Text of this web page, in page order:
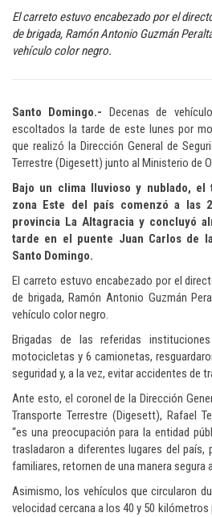
El carreto estuvo encabezado por el
de brigada, Ramón Antonio Guzmán
vehículo color negro.
Santo Domingo.- Decenas de
escoltados la tarde de este lunes por
que realizó la Dirección General de
Terrestre (Digesett) junto al Ministerio de
Bajo un clima lluvioso y nublado,
zona Este del país comenzó a las
provincia La Altagracia y concluyó
tarde en el puente Juan Carlos de
Santo Domingo.
El carreto estuvo encabezado por el
de brigada, Ramón Antonio Guzmán
vehículo color negro.
Brigadas de las referidas
motocicletas y 6 camionetas,
seguridad y, a la vez, evitar accidentes de
Ante esto, el coronel de la Dirección
Transporte Terrestre (Digesett), Rafael
“es una preocupación para la entidad
trasladaron a diferentes lugares del país,
familiares, retornen de una manera segura
Asimismo, los vehículos que circularon
velocidad cercana a los 40 y 50